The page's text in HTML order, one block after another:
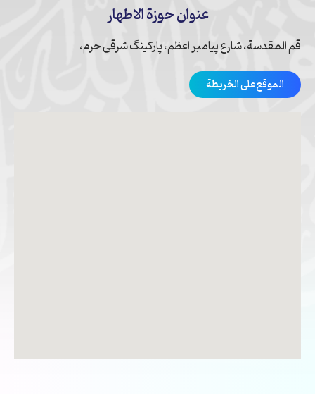
عنوان حوزة الاطهار
قم المقدسة، شارع پیامبر اعظم، پارکینگ شرقی حرم،
الموقع على الخريطة